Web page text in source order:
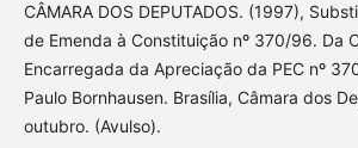
CÂMARA DOS DEPUTADOS. (1997),
de Emenda à Constituição nº 370/96. Da
Encarregada da Apreciação da PEC nº
Paulo Bornhausen. Brasília, Câmara dos
outubro. (Avulso).